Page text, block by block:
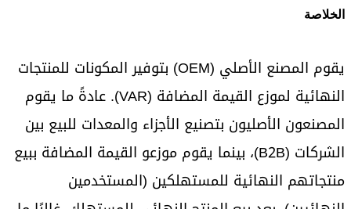
الخلاصة
يقوم المصنع الأصلي (OEM) بتوفير المكونات للمنتجات
النهائية لموزع القيمة المضافة (VAR). عادةً ما يقوم
المصنعون الأصليون بتصنيع الأجزاء والمعدات للبيع بين
الشركات (B2B)، بينما يقوم موزعو القيمة المضافة ببيع
منتجاتهم النهائية للمستهلكين (المستخدمين